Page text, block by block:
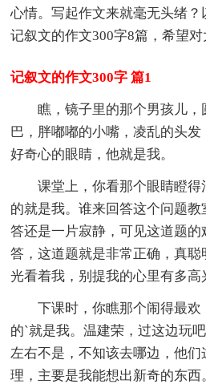
心情。写起作文来就毫无头绪
记叙文的作文300字8篇，希望对
记叙文的作文300字 篇1
瞧，镜子里的那个男孩儿
巴，胖嘟嘟的小嘴，凌乱的头
好奇心的眼睛，他就是我。
课堂上，你看那个眼睛瞪
的就是我。谁来回答这个问题教
答还是一片寂静，可见这道题的
答，这道题就是非常正确，真聪
光看着我，别提我的心里有多高
下课时，你瞧那个闹得最
的`就是我。温建荣，过这边玩
左右不是，不知该去哪边，他
理，主要是我能想出新奇的东